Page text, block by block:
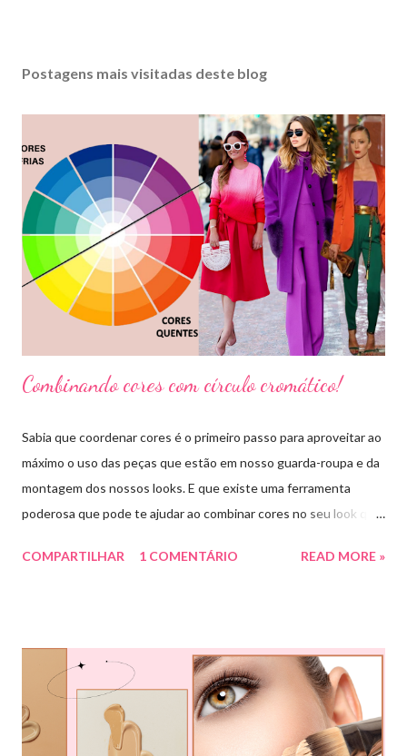
Postagens mais visitadas deste blog
Combinando cores com círculo cromático!
Sabia que coordenar cores é o primeiro passo para aproveitar ao
máximo o uso das peças que estão em nosso guarda-roupa e da
montagem dos nossos looks. E que existe uma ferramenta
poderosa que pode te ajudar ao combinar cores no seu look que
divido em 12 pedaços, onde cada um pedaço apresenta uma cor,
para nossos looks criando produções incríveis. Essa ferramenta
é super usada por profissionais da moda, porém qualquer pessoa
pode usar e garanto pra vocês que ajuda muitooo! Bora conferir
algumas das combinações de cores que podemos fazer com o
COMPARTILHAR 1 COMENTÁRIO READ MORE »